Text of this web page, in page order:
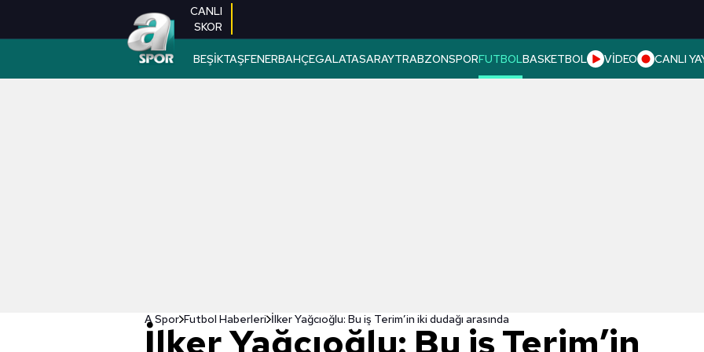
CANLI
SKOR
BEŞİKTAŞFENERBAHÇEGALATASARAYTRABZONSPORFUTBOLBASKETBOL VİDEO CANLI
A Spor Futbol Haberleri İlker Yağcıoğlu: Bu iş Terim’in iki dudağı arasında
İlker Yağcıoğlu: Bu iş Terim’in